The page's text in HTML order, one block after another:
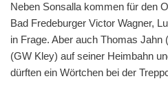
Neben Sonsalla kommen für den
Bad Fredeburger Victor Wagner,
in Frage. Aber auch Thomas
(GW Kley) auf seiner Heimbahn
dürften ein Wörtchen bei der